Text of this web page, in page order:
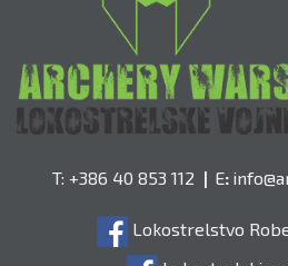
T: +386 40 853 112 | E:
Lokostrelstvo